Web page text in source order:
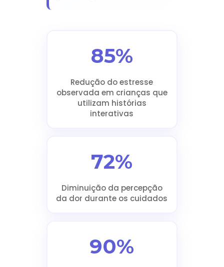
85%
Redução do estresse
observada em crianças que
utilizam histórias
interativas
72%
Diminuição da percepção
da dor durante os cuidados
90%